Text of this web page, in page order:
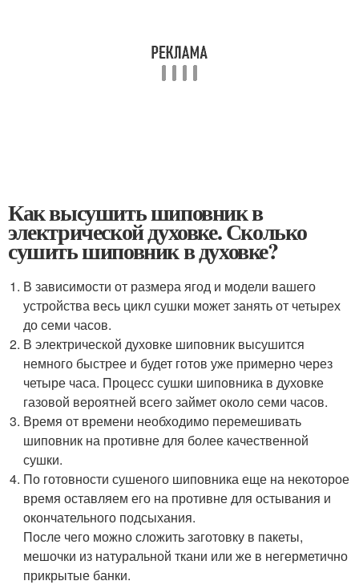
Как высушить шиповник в
электрической духовке. Сколько
сушить шиповник в духовке?
В зависимости от размера ягод и модели вашего
устройства весь цикл сушки может занять от четырех
до семи часов.
В электрической духовке шиповник высушится
немного быстрее и будет готов уже примерно через
четыре часа. Процесс сушки шиповника в духовке
газовой вероятней всего займет около семи часов.
Время от времени необходимо перемешивать
шиповник на противне для более качественной
сушки.
По готовности сушеного шиповника еще на некоторое
время оставляем его на противне для остывания и
окончательного подсыхания.
После чего можно сложить заготовку в пакеты,
мешочки из натуральной ткани или же в негерметично
прикрытые банки.